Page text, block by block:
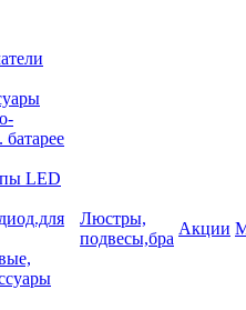
LED
Люстры,
подвесы,бра
Акции